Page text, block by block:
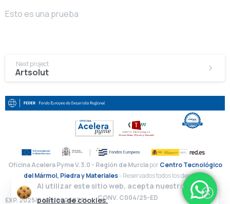
Esto es una prueba
Next project
Artsolut
Oficina Acelera Pyme V.3.0 - Región de MurciaporCentro Tecnológico
del Mármol, Piedra y Materiales- Reservados todos los derechos
EXP. 2025/0425/00268271
CONV. C004/25-ED
Al utilizar este sitio web, acepta nuestra
política de cookies.